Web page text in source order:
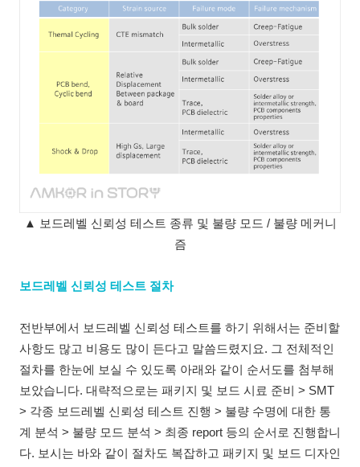
▲ 보드레벨 신뢰성 테스트 종류 및 불량 모드 / 불량 메커니
즘
보드레벨 신뢰성 테스트 절차
전반부에서 보드레벨 신뢰성 테스트를 하기 위해서는 준비할
사항도 많고 비용도 많이 든다고 말씀드렸지요. 그 전체적인
절차를 한눈에 보실 수 있도록 아래와 같이 순서도를 첨부해
보았습니다. 대략적으로는 패키지 및 보드 시료 준비 > SMT
> 각종 보드레벨 신뢰성 테스트 진행 > 불량 수명에 대한 통
계 분석 > 불량 모드 분석 > 최종 report 등의 순서로 진행합니
다. 보시는 바와 같이 절차도 복잡하고 패키지 및 보드 디자인